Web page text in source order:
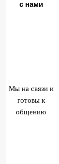
с нами
Мы на связи и
готовы к
общению